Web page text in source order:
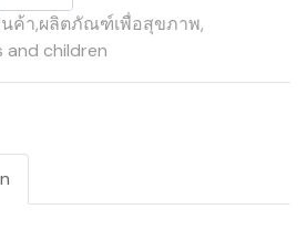
ค้า,ผลิตภัณฑ์เพื่อสุขภาพ,
children